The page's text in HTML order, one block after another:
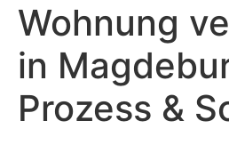
Wohnung
in
Prozess &